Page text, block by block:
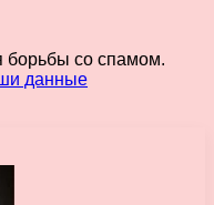
борьбы со спамом.
данные